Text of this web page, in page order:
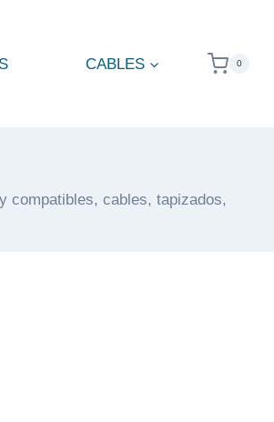
CABLES 0
compatibles, cables, tapizados,